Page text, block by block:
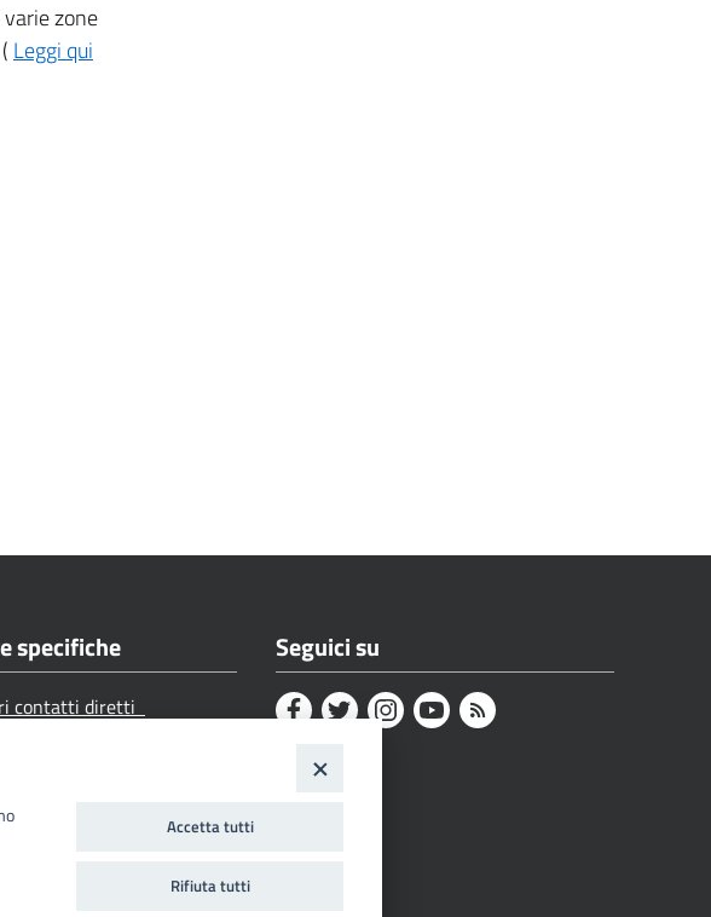
zone
Leggi qui
specifiche
contatti diretti
Seguici su
Accetta tutti
Rifiuta tutti